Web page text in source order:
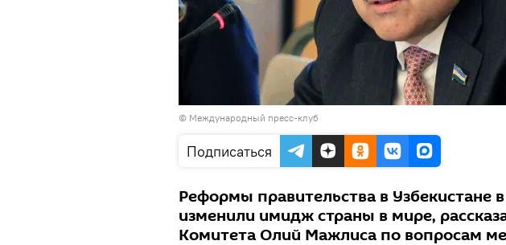
© Международный пресс-клуб
Подписаться
Реформы правительства в Узбекистане
изменили имидж страны в мире,
Комитета Олий Мажлиса по вопросам